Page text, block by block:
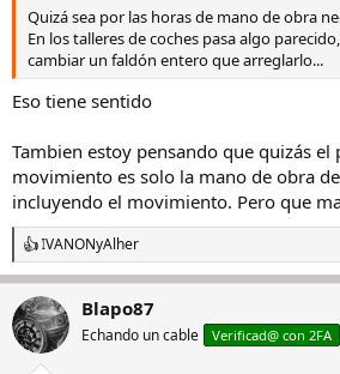
Quizá sea por las horas de mano de obra
En los talleres de coches pasa algo
cambiar un faldón entero que arreglarlo...
Eso tiene sentido
Tambien estoy pensando que quizás el
movimiento es solo la mano de obra
incluyendo el movimiento. Pero que
R
e
a
c
c
i
IVANONyAlher
Blapo87
Echando un cable Verificad@ con 2FA